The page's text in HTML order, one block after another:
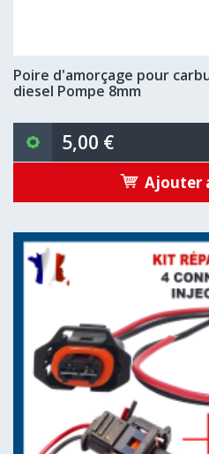
Poire d'amorçage pour
diesel Pompe 8mm
5,00 €
Ajouter